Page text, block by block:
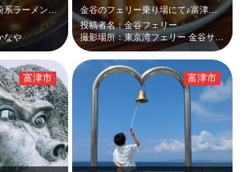
なや
金谷のフェリー乗り場にて♪富津の名物！！竹岡式ラーメンヽ(｀▽´)/ 見た瞬…
投稿者名：金谷フェリー
撮影場所：東京湾フェリー 金谷サービス
富津市 富津市